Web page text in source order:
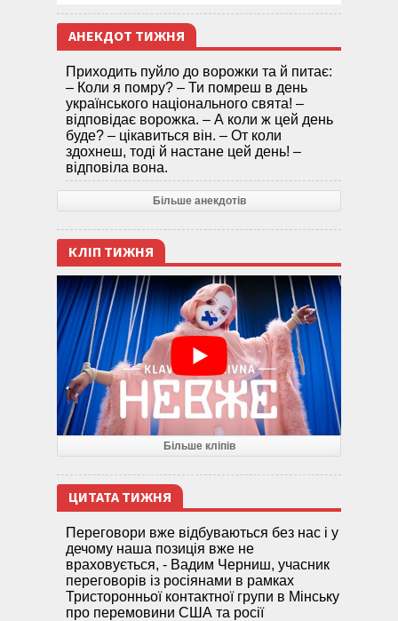
АНЕКДОТ ТИЖНЯ
Приходить пуйло до ворожки та й питає:
– Коли я помру? – Ти помреш в день
українського національного свята! –
відповідає ворожка. – А коли ж цей день
буде? – цікавиться він. – От коли
здохнеш, тоді й настане цей день! –
відповіла вона.
Більше анекдотів
КЛІП ТИЖНЯ
Більше кліпів
ЦИТАТА ТИЖНЯ
Переговори вже відбуваються без нас і у
дечому наша позиція вже не
враховується, - Вадим Черниш, учасник
переговорів із росіянами в рамках
Тристоронньої контактної групи в Мінську
про перемовини США та росії